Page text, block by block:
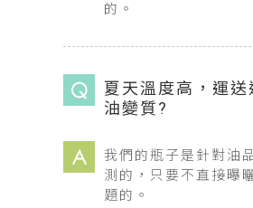
的。
夏天溫度高，運
油變質?
我們的瓶子是針對油
測的，只要不直接曝
題的。